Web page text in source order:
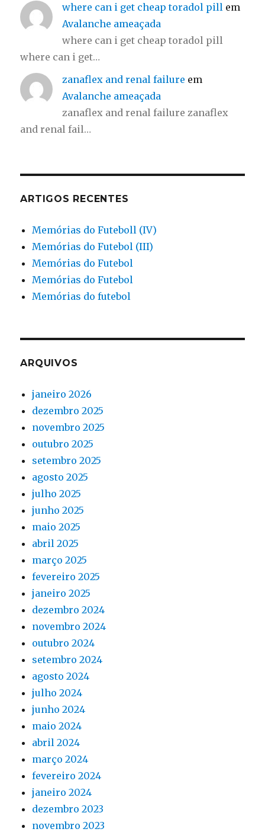
where can i get cheap toradol pill em
Avalanche ameaçada
where can i get cheap toradol pill
where can i get…
zanaflex and renal failure em
Avalanche ameaçada
zanaflex and renal failure zanaflex
and renal fail…
ARTIGOS RECENTES
Memórias do Futeboll (IV)
Memórias do Futebol (III)
Memórias do Futebol
Memórias do Futebol
Memórias do futebol
ARQUIVOS
janeiro 2026
dezembro 2025
novembro 2025
outubro 2025
setembro 2025
agosto 2025
julho 2025
junho 2025
maio 2025
abril 2025
março 2025
fevereiro 2025
janeiro 2025
dezembro 2024
novembro 2024
outubro 2024
setembro 2024
agosto 2024
julho 2024
junho 2024
maio 2024
abril 2024
março 2024
fevereiro 2024
janeiro 2024
dezembro 2023
novembro 2023